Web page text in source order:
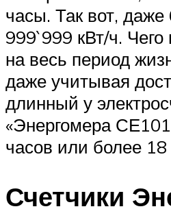
часы. Так вот, даже
999`999 кВт/ч. Чего
на весь период
даже учитывая
длинный у
«Энергомера
часов или более 18
Счетчики